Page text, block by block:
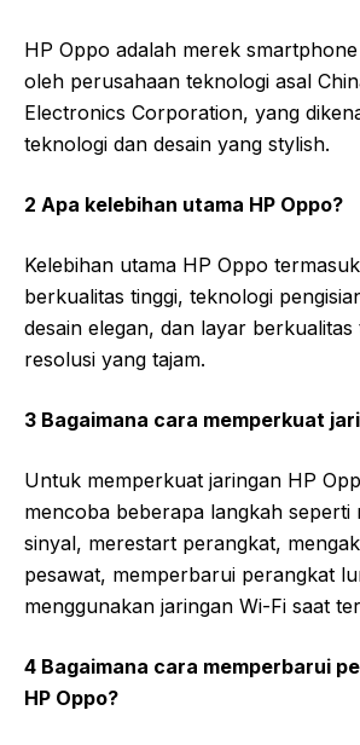
HP Oppo adalah merek
oleh perusahaan teknologi asal
Electronics Corporation, yang
teknologi dan desain yang stylish.
2 Apa kelebihan utama HP Oppo?
Kelebihan utama HP Oppo
berkualitas tinggi, teknologi
desain elegan, dan layar berkualitas
resolusi yang tajam.
3 Bagaimana cara memperkuat
Untuk memperkuat jaringan HP
mencoba beberapa langkah seperti
sinyal, merestart perangkat,
pesawat, memperbarui perangkat
menggunakan jaringan Wi-Fi saat
4 Bagaimana cara memperbarui
HP Oppo?